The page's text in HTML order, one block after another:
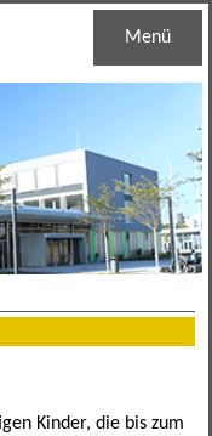
Menü
Kinder, die bis zum